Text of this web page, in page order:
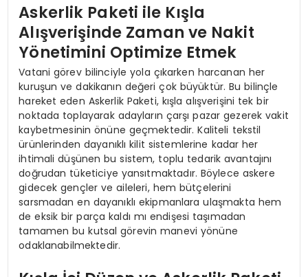
Askerlik Paketi ile Kışla
Alışverişinde Zaman ve Nakit
Yönetimini Optimize Etmek
Vatani görev bilinciyle yola çıkarken harcanan her
kuruşun ve dakikanın değeri çok büyüktür. Bu bilinçle
hareket eden Askerlik Paketi, kışla alışverişini tek bir
noktada toplayarak adayların çarşı pazar gezerek vakit
kaybetmesinin önüne geçmektedir. Kaliteli tekstil
ürünlerinden dayanıklı kilit sistemlerine kadar her
ihtimali düşünen bu sistem, toplu tedarik avantajını
doğrudan tüketiciye yansıtmaktadır. Böylece askere
gidecek gençler ve aileleri, hem bütçelerini
sarsmadan en dayanıklı ekipmanlara ulaşmakta hem
de eksik bir parça kaldı mı endişesi taşımadan
tamamen bu kutsal görevin manevi yönüne
odaklanabilmektedir.